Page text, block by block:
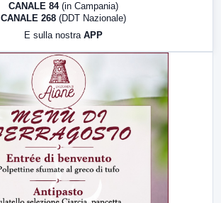
CANALE 84 (in Campania)
CANALE 268 (DDT Nazionale)
E sulla nostra APP